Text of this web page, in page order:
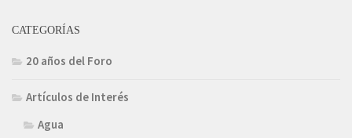
CATEGORÍAS
20 años del Foro
Artículos de Interés
Agua